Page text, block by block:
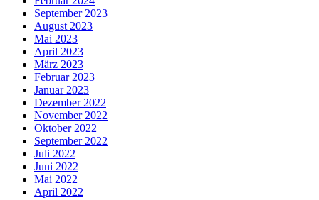
September 2023
August 2023
Mai 2023
April 2023
März 2023
Februar 2023
Januar 2023
Dezember 2022
November 2022
Oktober 2022
September 2022
Juli 2022
Juni 2022
Mai 2022
April 2022